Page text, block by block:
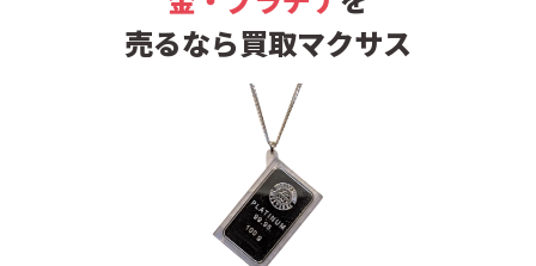
売るなら買取マクサス